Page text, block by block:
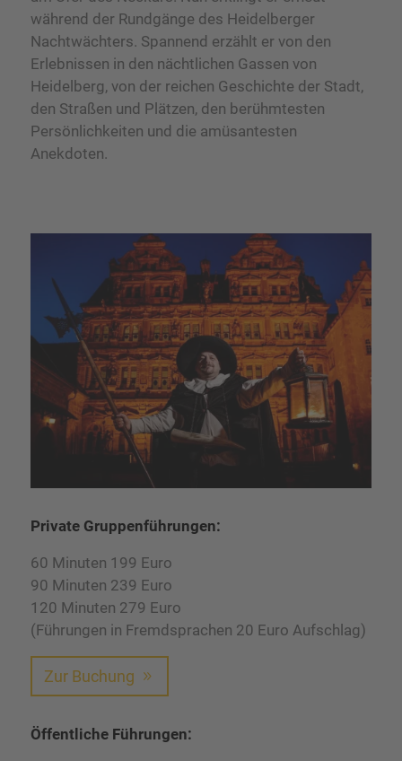
während der Rundgänge des Heidelberger
Nachtwächters. Spannend erzählt er von den
Erlebnissen in den nächtlichen Gassen von
Heidelberg, von der reichen Geschichte der Stadt,
den Straßen und Plätzen, den berühmtesten
Persönlichkeiten und die amüsantesten
Anekdoten.
Private Gruppenführungen:
60 Minuten 199 Euro
90 Minuten 239 Euro
120 Minuten 279 Euro
(Führungen in Fremdsprachen 20 Euro Aufschlag)
Zur Buchung
Öffentliche Führungen: